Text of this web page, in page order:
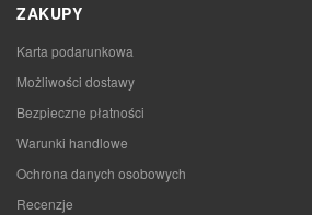
ZAKUPY
Karta podarunkowa
Możliwości dostawy
Bezpieczne płatności
Warunki handlowe
Ochrona danych osobowych
Recenzje